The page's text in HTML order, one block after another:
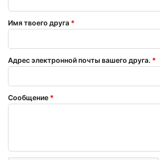
Имя твоего друга *
Адрес электронной почты вашего друга. *
Сообщение *